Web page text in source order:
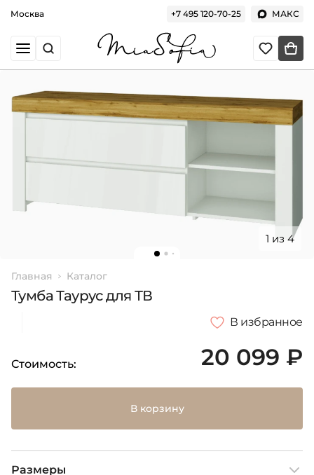
Москва +7 495 120-70-25 МАКС
1 из 4
Главная Каталог
Тумба Таурус для ТВ
В избранное
Стоимость: 20 099 ₽
В корзину
Размеры